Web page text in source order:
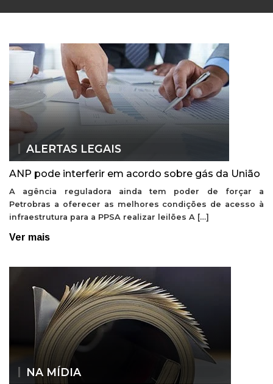
ALERTAS LEGAIS
ANP pode interferir em acordo sobre gás da União
A agência reguladora ainda tem poder de forçar a
Petrobras a oferecer as melhores condições de acesso à
infraestrutura para a PPSA realizar leilões A […]
Ver mais
NA MÍDIA